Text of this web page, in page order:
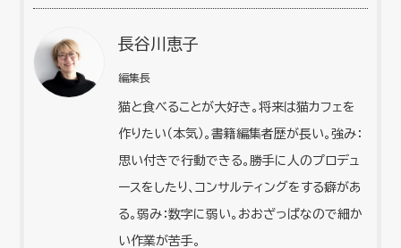
長谷川恵子
編集長
猫と食べることが大好き。将来は猫カフェを
作りたい（本気）。書籍編集者歴が長い。強み：
思い付きで行動できる。勝手に人のプロデュ
ースをしたり、コンサルティングをする癖があ
る。弱み：数字に弱い。おおざっぱなので細か
い作業が苦手。